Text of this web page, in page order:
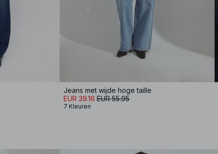
Jeans met wijde hoge taille
EUR 39.16 EUR 55.95
7 Kleuren